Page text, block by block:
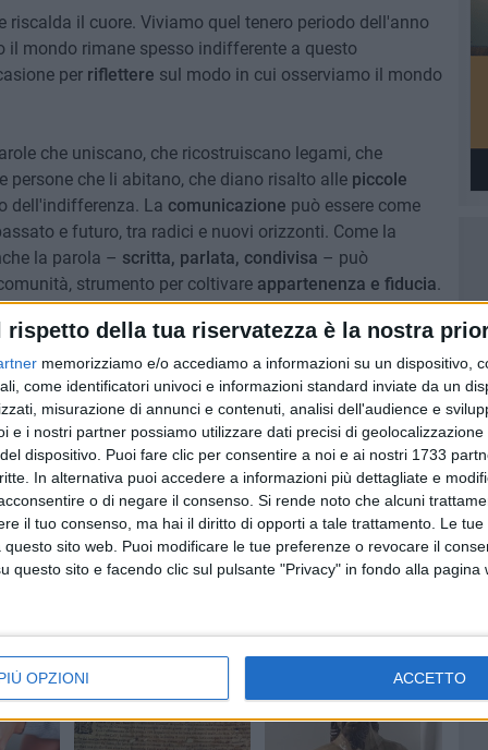
rispetto della tua riservatezza è la nostra
memorizziamo e/o accediamo a informazioni su un dispositivo,
come identificatori univoci e informazioni standard inviate da un
misurazione di annunci e contenuti, analisi dell'audience e
e i nostri partner possiamo utilizzare dati precisi di
dispositivo. Puoi fare clic per consentire a noi e ai nostri 1733
In alternativa puoi accedere a informazioni più dettagliate e
o di negare il consenso. Si rende noto che alcuni
il tuo consenso, ma hai il diritto di opporti a tale trattamento. Le
sito web. Puoi modificare le tue preferenze o revocare il
questo sito e facendo clic sul pulsante "Privacy" in fondo alla pagina
OPZIONI ACCETTO
riscalda il cuore. Viviamo quel tenero periodo dell'anno
mondo rimane spesso indifferente a questo
per riflettere sul modo in cui osserviamo il mondo
che uniscano, che ricostruiscano legami, che
persone che li abitano, che diano risalto alle piccole
dell'indifferenza. La comunicazione può essere come
e futuro, tra radici e nuovi orizzonti. Come la
la parola – scritta, parlata, condivisa – può
strumento per coltivare appartenenza e fiducia.
porgiamo ai lettori dei 19 siti delViva Networki
e dalla squadra diInnovaNews. Buona